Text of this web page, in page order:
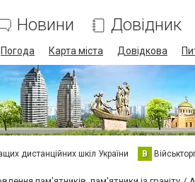
Новини Довідник
Погода Карта міста Довідкова
дистанційних шкіл України В